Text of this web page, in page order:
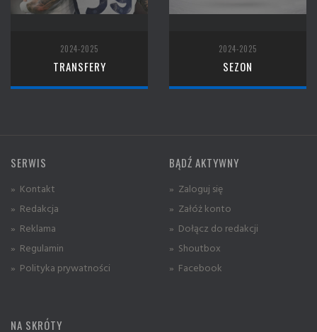
2024-2025
TRANSFERY
2024-2025
SEZON
SERWIS
» Kontakt
» Redakcja
» Reklama
» Regulamin
» Polityka prywatności
BĄDŹ AKTYWNY
» Zaloguj się
» Załóż konto
» Dołącz do redakcji
» Shoutbox
» Facebook
NA SKRÓTY